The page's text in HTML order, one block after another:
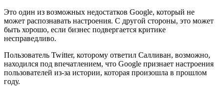
Это один из возможных недостатков Google, который не
может распознавать настроения. С другой стороны, это может
быть хорошо, если бизнес подвергается критике
несправедливо.
Пользователь Twitter, которому ответил Салливан, возможно,
находился под впечатлением, что Google признает настроения
пользователей из-за истории, которая произошла в прошлом
году.